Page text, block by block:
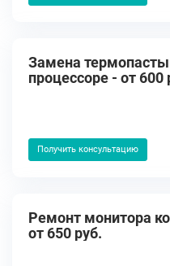
Замена термопасты
процессоре - от 600
Получить консультацию
Ремонт монитора
от 650 руб.